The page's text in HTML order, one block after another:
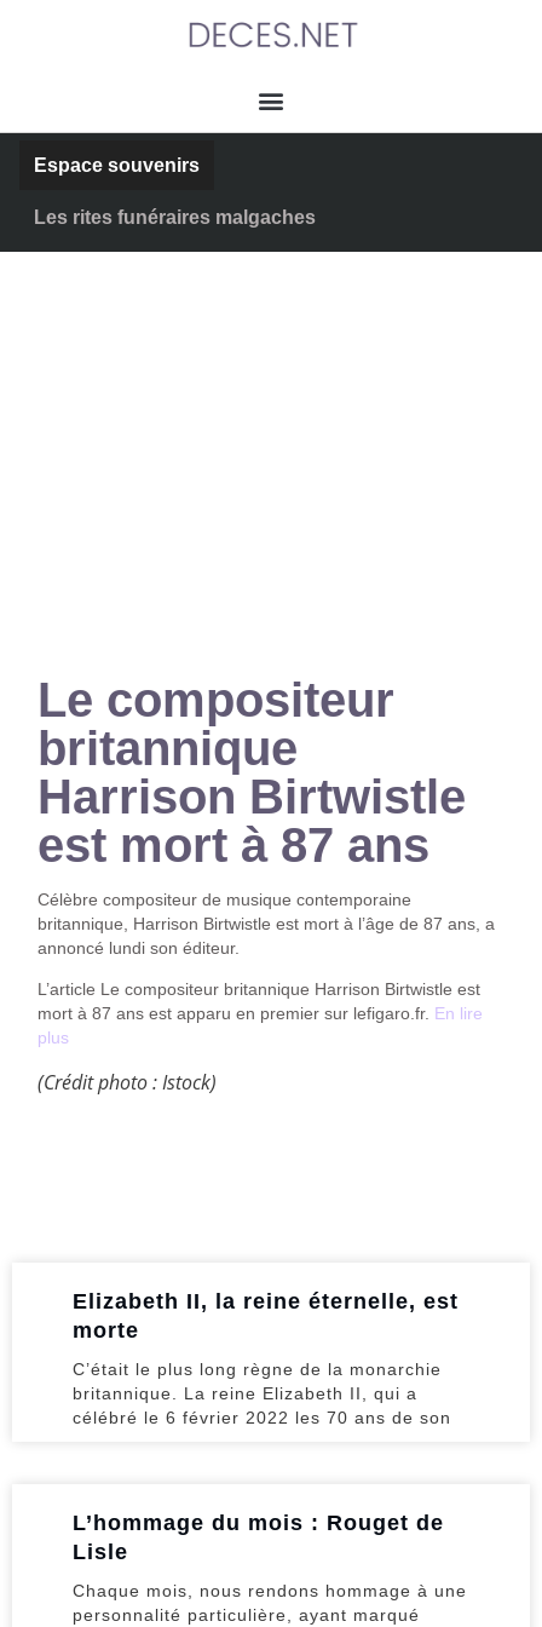
Espace souvenirs
Les rites funéraires malgaches
Le compositeur
britannique
Harrison Birtwistle
est mort à 87 ans
Célèbre compositeur de musique contemporaine
britannique, Harrison Birtwistle est mort à l’âge de 87 ans, a
annoncé lundi son éditeur.
L’article Le compositeur britannique Harrison Birtwistle est
mort à 87 ans est apparu en premier sur lefigaro.fr. En lire
plus
(Crédit photo : Istock)
Elizabeth II, la reine éternelle, est
morte
C’était le plus long règne de la monarchie
britannique. La reine Elizabeth II, qui a
célébré le 6 février 2022 les 70 ans de son
L’hommage du mois : Rouget de
Lisle
Chaque mois, nous rendons hommage à une
personnalité particulière, ayant marqué